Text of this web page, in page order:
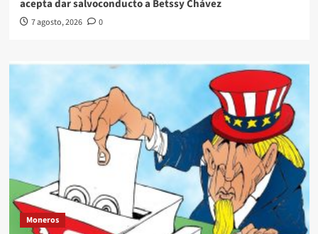
acepta dar salvoconducto a Betssy Chávez
7 agosto, 2026 0
Moneros